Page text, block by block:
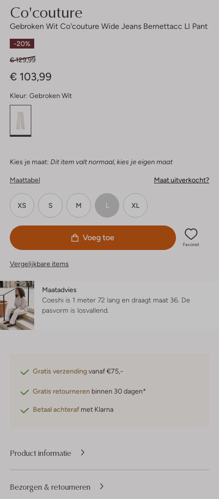
Co'couture
Gebroken Wit Co'couture Wide Jeans Bernettacc Ll Pant
-20%
€ 129,99
€ 103,99
Kleur: Gebroken Wit
Kies je maat: Dit item valt normaal, kies je eigen maat
Maattabel Maat uitverkocht?
XS S M L XL
Voeg toe
Favoriet
Vergelijkbare items
Maatadvies
Coeshi is 1 meter 72 lang en draagt maat 36. De
pasvorm is losvallend
Gratis verzendingvanaf €75,-
Gratis retourneren binnen 30 dagen*
Betaal achteraf met Klarna
Product informatie
Bezorgen & retourneren